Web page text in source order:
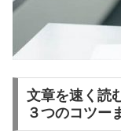
文章を速く読
３つのコツー